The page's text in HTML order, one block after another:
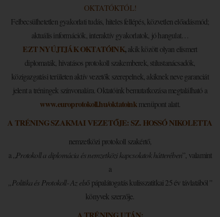
OKTATÓKTÓL!
Felbecsülhetetlen gyakorlati tudás, hiteles fellépés, közvetlen előadásmód;
aktuális információk, interaktív gyakorlatok, jó hangulat…
EZT NYÚJTJÁK OKTATÓINK,akik között olyan elismert
diplomaták, hivatásos protokoll szakemberek, stílustanácsadók,
közigazgatási területen aktív vezetők szerepelnek, akiknek neve garanciát
jelent a tréningek színvonalára. Oktatóink bemutatkozása megtalálható a
www.europrotokoll.hu/oktatoinkmenüpont alatt.
A TRÉNING SZAKMAI VEZETŐJE: SZ. HOSSÓ NIKOLETTA
nemzetközi protokoll szakértő,
a „ Protokoll a diplomácia és nemzetközi kapcsolatok hátterében”, valamint
a
„Politika és Protokoll- Az első pápalátogatás kulisszatitkai 25 év távlatából”
könyvek szerzője.
A TRÉNING UTÁN: